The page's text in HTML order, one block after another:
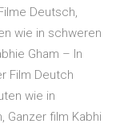
Deutsch,
wie in schweren
Gham – In
Film Deutch
wie in
Ganzer film Kabhi